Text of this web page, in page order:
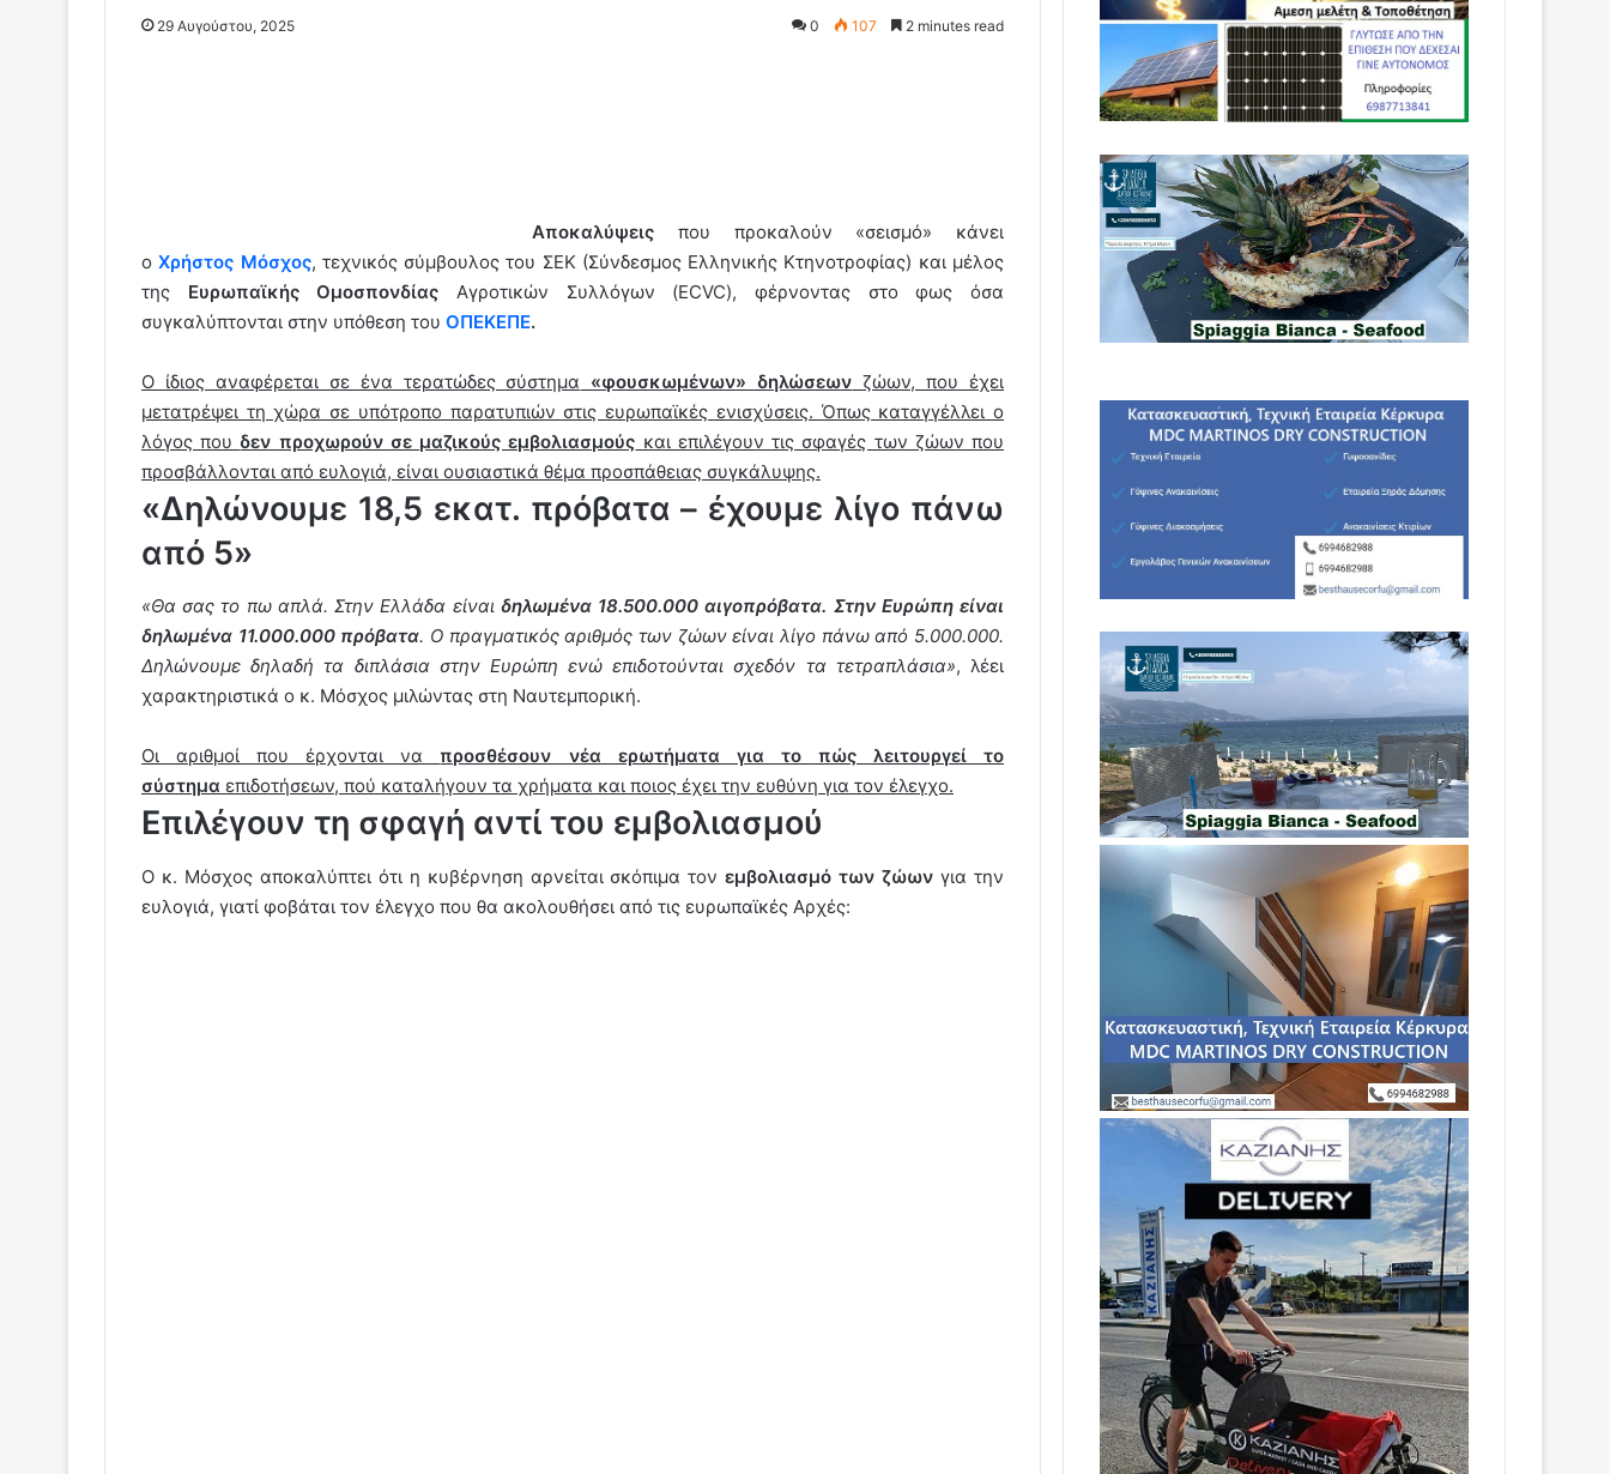
29 Αυγούστου, 2025 0 107 2 minutes read
Αποκαλύψεις που προκαλούν «σεισμό» κάνει
ο Χρήστος Μόσχος, τεχνικός σύμβουλος του ΣΕΚ (Σύνδεσμος Ελληνικής Κτηνοτροφίας) και μέλος
της Ευρωπαϊκής Ομοσπονδίας Αγροτικών Συλλόγων (ECVC), φέρνοντας στο φως όσα
συγκαλύπτονται στην υπόθεση του ΟΠΕΚΕΠΕ.
Ο ίδιος αναφέρεται σε ένα τερατώδες σύστημα «φουσκωμένων» δηλώσεων ζώων, που έχει
μετατρέψει τη χώρα σε υπότροπο παρατυπιών στις ευρωπαϊκές ενισχύσεις. Όπως καταγγέλλει ο
λόγος πουδεν προχωρούν σε μαζικούς εμβολιασμούς και επιλέγουν τις σφαγές των ζώων που
προσβάλλονται από ευλογιά, είναι ουσιαστικά θέμα προσπάθειας συγκάλυψης.
«Δηλώνουμε 18,5 εκατ. πρόβατα – έχουμε λίγο πάνω
από 5»
«Θα σας το πω απλά. Στην Ελλάδα είναι δηλωμένα 18.500.000 αιγοπρόβατα. Στην Ευρώπη είναι
δηλωμένα 11.000.000 πρόβατα. Ο πραγματικός αριθμός των ζώων είναι λίγο πάνω από 5.000.000.
Δηλώνουμε δηλαδή τα διπλάσια στην Ευρώπη ενώ επιδοτούνται σχεδόν τα τετραπλάσια», λέει
χαρακτηριστικά ο κ. Μόσχος μιλώντας στη Ναυτεμπορική.
Οι αριθμοί που έρχονται ναπροσθέσουν νέα ερωτήματα για το πώς λειτουργεί το
σύστημα επιδοτήσεων, πού καταλήγουν τα χρήματα και ποιος έχει την ευθύνη για τον έλεγχο.
Επιλέγουν τη σφαγή αντί του εμβολιασμού
Ο κ. Μόσχος αποκαλύπτει ότι η κυβέρνηση αρνείται σκόπιμα τον εμβολιασμό των ζώων για την
ευλογιά, γιατί φοβάται τον έλεγχο που θα ακολουθήσει από τις ευρωπαϊκές Αρχές: